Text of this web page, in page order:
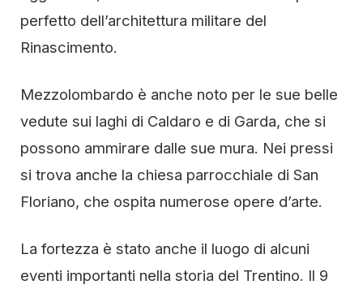
perfetto dell’architettura militare del
Rinascimento.
Mezzolombardo è anche noto per le sue belle
vedute sui laghi di Caldaro e di Garda, che si
possono ammirare dalle sue mura. Nei pressi
si trova anche la chiesa parrocchiale di San
Floriano, che ospita numerose opere d’arte.
La fortezza è stato anche il luogo di alcuni
eventi importanti nella storia del Trentino. Il 9